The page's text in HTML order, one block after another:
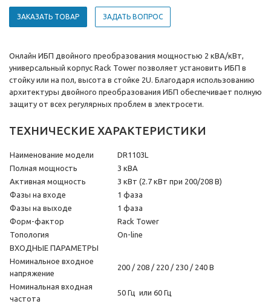
ЗАКАЗАТЬ ТОВАР ЗАДАТЬ ВОПРОС
Онлайн ИБП двойного преобразования мощностью 2 кВА/кВт,
универсальный корпус Rack Tower позволяет установить ИБП в
стойку или на пол, высота в стойке 2U. Благодаря использованию
архитектуры двойного преобразования ИБП обеспечивает полную
защиту от всех регулярных проблем в электросети.
ТЕХНИЧЕСКИЕ ХАРАКТЕРИСТИКИ
Наименование модели
DR1103L
Полная мощность
3 кВА
Активная мощность
3 кВт (2.7 кВт при 200/208 В)
Фазы на входе
1 фаза
Фазы на выходе
1 фаза
Форм-фактор
Rack Tower
Топология
On-line
ВХОДНЫЕ ПАРАМЕТРЫ
Номинальное входное
напряжение
200 / 208 / 220 / 230 / 240 В
Номинальная входная
частота
50 Гц или 60 Гц